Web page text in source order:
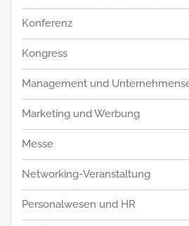
Konferenz
Kongress
Management und
Marketing und Werbung
Messe
Networking-Veranstaltung
Personalwesen und HR